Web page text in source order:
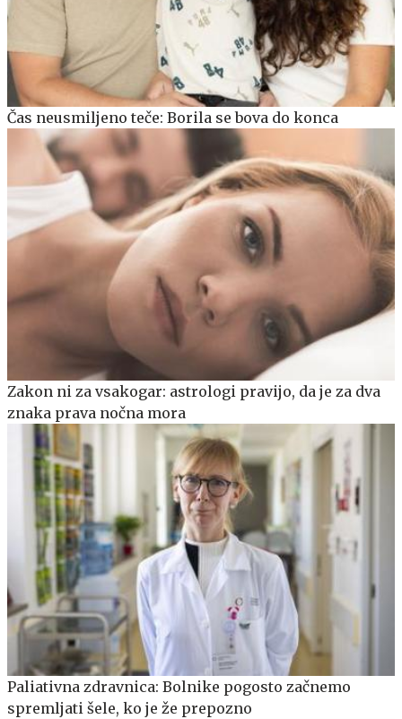
Čas neusmiljeno teče: Borila se bova do konca
Zakon ni za vsakogar: astrologi pravijo, da je za dva
znaka prava nočna mora
Paliativna zdravnica: Bolnike pogosto začnemo
spremljati šele, ko je že prepozno